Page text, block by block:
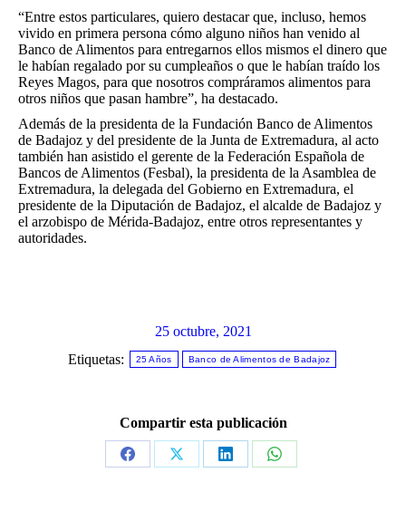
“Entre estos particulares, quiero destacar que, incluso, hemos
vivido en primera persona cómo alguno niños han venido al
Banco de Alimentos para entregarnos ellos mismos el dinero que
le habían regalado por su cumpleaños o que le habían traído los
Reyes Magos, para que nosotros compráramos alimentos para
otros niños que pasan hambre”, ha destacado.
Además de la presidenta de la Fundación Banco de Alimentos
de Badajoz y del presidente de la Junta de Extremadura, al acto
también han asistido el gerente de la Federación Española de
Bancos de Alimentos (Fesbal), la presidenta de la Asamblea de
Extremadura, la delegada del Gobierno en Extremadura, el
presidente de la Diputación de Badajoz, el alcalde de Badajoz y
el arzobispo de Mérida-Badajoz, entre otros representantes y
autoridades.
25 octubre, 2021
Etiquetas:
25 Años Banco de Alimentos de Badajoz
Compartir esta publicación
Share
Share
Share
Share